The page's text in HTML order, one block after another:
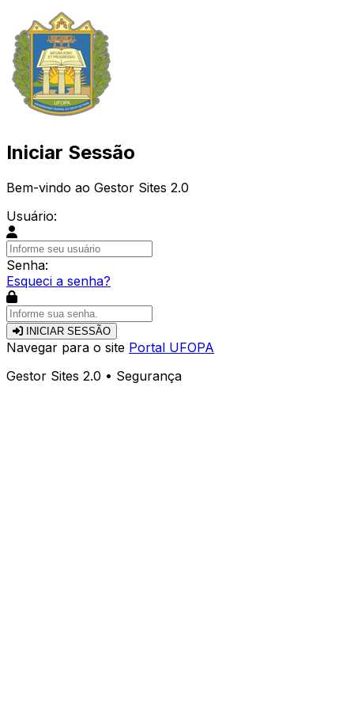
Iniciar Sessão
Bem-vindo ao Gestor Sites 2.0
Usuário:
Senha:
Esqueci a senha?
INICIAR SESSÃO
Navegar para o site Portal UFOPA
Gestor Sites 2.0 • Segurança